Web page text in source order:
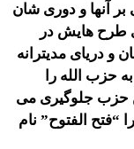
آنها و دوری شان
طرح هایش در
و دریای مدیترانه
حزب الله را
حزب جلوگیری می
“فتح الفتوح” نام